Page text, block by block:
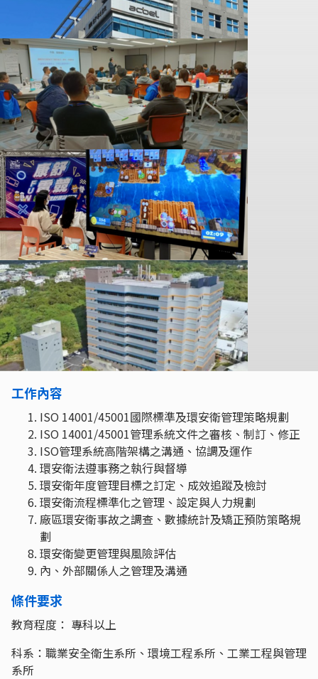
工作內容
ISO 14001/45001國際標準及環安衛管理策略規劃
ISO 14001/45001管理系統文件之審核、制訂、修正
ISO管理系統高階架構之溝通、協調及運作
環安衛法遵事務之執行與督導
環安衛年度管理目標之訂定、成效追蹤及檢討
環安衛流程標準化之管理、設定與人力規劃
廠區環安衛事故之調查、數據統計及矯正預防策略規
劃
環安衛變更管理與風險評估
內、外部關係人之管理及溝通
條件要求
教育程度： 專科以上
科系：職業安全衛生系所、環境工程系所、工業工程與管理
系所